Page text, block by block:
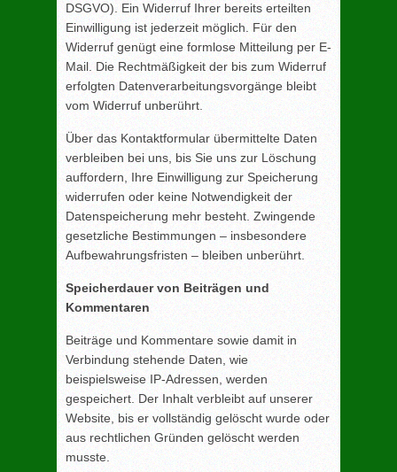
DSGVO). Ein Widerruf Ihrer bereits erteilten
Einwilligung ist jederzeit möglich. Für den
Widerruf genügt eine formlose Mitteilung per E-
Mail. Die Rechtmäßigkeit der bis zum Widerruf
erfolgten Datenverarbeitungsvorgänge bleibt
vom Widerruf unberührt.
Über das Kontaktformular übermittelte Daten
verbleiben bei uns, bis Sie uns zur Löschung
auffordern, Ihre Einwilligung zur Speicherung
widerrufen oder keine Notwendigkeit der
Datenspeicherung mehr besteht. Zwingende
gesetzliche Bestimmungen – insbesondere
Aufbewahrungsfristen – bleiben unberührt.
Speicherdauer von Beiträgen und
Kommentaren
Beiträge und Kommentare sowie damit in
Verbindung stehende Daten, wie
beispielsweise IP-Adressen, werden
gespeichert. Der Inhalt verbleibt auf unserer
Website, bis er vollständig gelöscht wurde oder
aus rechtlichen Gründen gelöscht werden
musste.